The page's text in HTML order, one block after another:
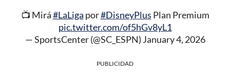
📺 Mirá#LaLiga por#DisneyPlus Plan Premium
pic.twitter.com/of5hGv8yL1
— SportsCenter (@SC_ESPN) January 4, 2026
PUBLICIDAD